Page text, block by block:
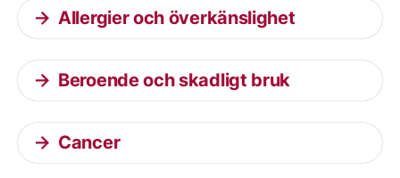
Allergier och överkänslighet
Beroende och skadligt bruk
Cancer